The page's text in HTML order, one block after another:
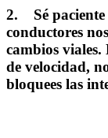
2. Sé
conductores
cambios viales.
de velocidad,
bloquees las